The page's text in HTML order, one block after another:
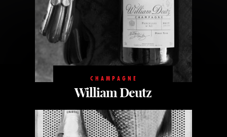
CHAMPAGNE
William Deutz